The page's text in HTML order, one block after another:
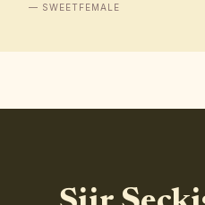
— SWEETFEMALE